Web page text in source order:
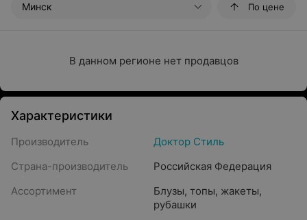
Минск По цене
В данном регионе нет продавцов
Характеристики
Производитель
Доктор Стиль
Страна-производитель
Российская Федерация
Ассортимент
Блузы, топы, жакеты,
рубашки